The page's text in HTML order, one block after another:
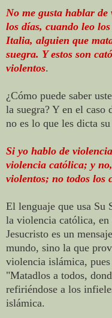
No me gusta hablar
los días, cuando leo
Italia, alguien que
suegra. Y estos son
violentos.
¿Cómo puede saber
la suegra? Y en el caso
no es lo que les dicta
Si yo hablo de
violencia católica; y
violentos; no todos los
El lenguaje que usa Su
la violencia católica, en
Jesucristo es un
mundo, sino la que
violencia islámica,
"Matadlos a todos,
refiriéndose a los
islámica.